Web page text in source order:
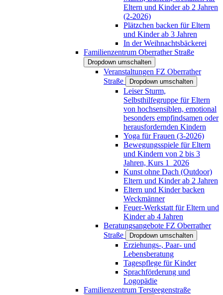
Eltern und Kinder ab 2 Jahren
(2-2026)
Plätzchen backen für Eltern
und Kinder ab 3 Jahren
In der Weihnachtsbäckerei
Familienzentrum Oberrather Straße
Dropdown umschalten
Veranstaltungen FZ Oberrather
Straße
Dropdown umschalten
Leiser Sturm,
Selbsthilfegruppe für Eltern
von hochsensiblen, emotional
besonders empfindsamen oder
herausfordernden Kindern
Yoga für Frauen (3-2026)
Bewegungsspiele für Eltern
und Kindern von 2 bis 3
Jahren, Kurs 1_2026
Kunst ohne Dach (Outdoor)
Eltern und Kinder ab 2 Jahren
Eltern und Kinder backen
Weckmänner
Feuer-Werkstatt für Eltern und
Kinder ab 4 Jahren
Beratungsangebote FZ Oberrather
Straße
Dropdown umschalten
Erziehungs-, Paar- und
Lebensberatung
Tagespflege für Kinder
Sprachförderung und
Logopädie
Familienzentrum Tersteegenstraße